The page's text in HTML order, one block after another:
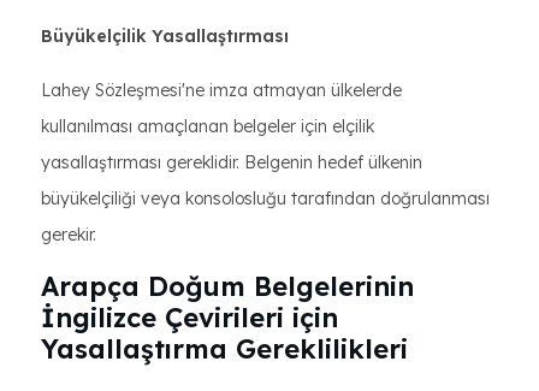
Büyükelçilik Yasallaştırması
Lahey Sözleşmesi'ne imza atmayan ülkelerde
kullanılması amaçlanan belgeler için elçilik
yasallaştırması gereklidir. Belgenin hedef ülkenin
büyükelçiliği veya konsolosluğu tarafından doğrulanması
gerekir.
Arapça Doğum Belgelerinin
İngilizce Çevirileri için
Yasallaştırma Gereklilikleri